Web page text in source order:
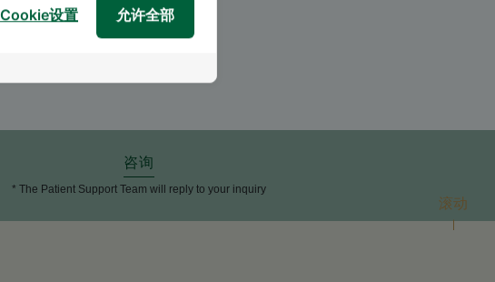
咨询
* The Patient Support Team will reply to your inquiry
滚动
允许全部
Cookie设置